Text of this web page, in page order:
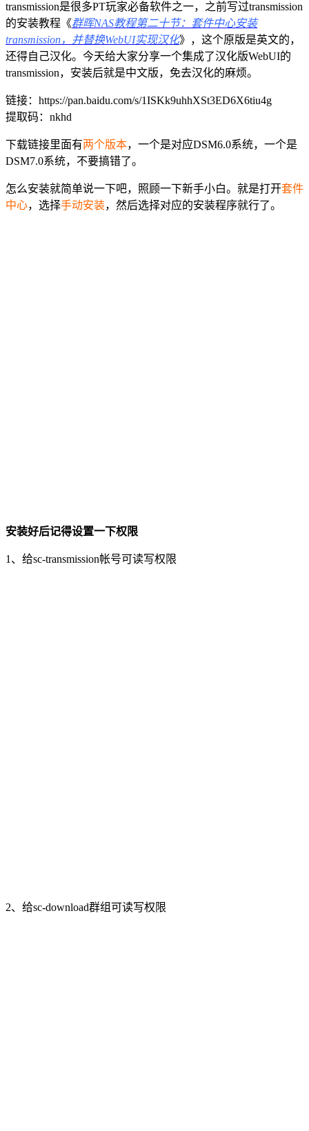
transmission是很多PT玩家必备软件之一，之前写过transmission
的安装教程《群晖NAS教程第二十节：套件中心安装
transmission，并替换WebUI实现汉化》，这个原版是英文的，
还得自己汉化。今天给大家分享一个集成了汉化版WebUI的
transmission，安装后就是中文版，免去汉化的麻烦。
链接：https://pan.baidu.com/s/1ISKk9uhhXSt3ED6X6tiu4g
提取码：nkhd
下载链接里面有两个版本，一个是对应DSM6.0系统，一个是
DSM7.0系统，不要搞错了。
怎么安装就简单说一下吧，照顾一下新手小白。就是打开套件
中心，选择手动安装，然后选择对应的安装程序就行了。
安装好后记得设置一下权限
1、给sc-transmission帐号可读写权限
2、给sc-download群组可读写权限